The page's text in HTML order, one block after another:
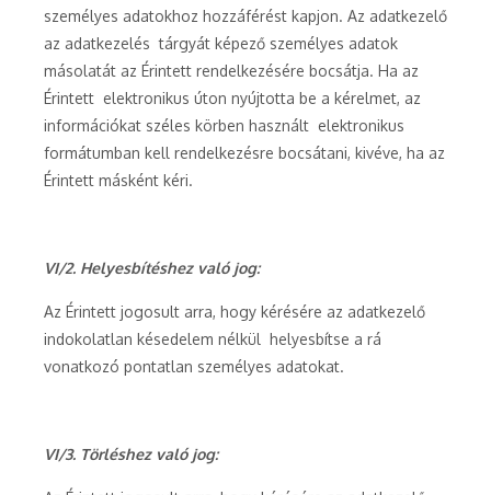
személyes adatokhoz hozzáférést kapjon. Az adatkezelő
az adatkezelés tárgyát képező személyes adatok
másolatát az Érintett rendelkezésére bocsátja. Ha az
Érintett elektronikus úton nyújtotta be a kérelmet, az
információkat széles körben használt elektronikus
formátumban kell rendelkezésre bocsátani, kivéve, ha az
Érintett másként kéri.
VI/2. Helyesbítéshez való jog:
Az Érintett jogosult arra, hogy kérésére az adatkezelő
indokolatlan késedelem nélkül helyesbítse a rá
vonatkozó pontatlan személyes adatokat.
VI/3. Törléshez való jog: